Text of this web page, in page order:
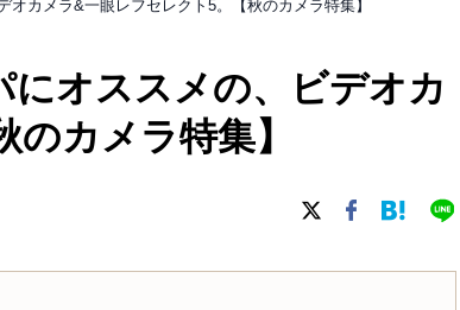
カメラ&一眼レフセレクト5。【秋のカメラ特集】
オススメの、ビデオカ
カメラ特集】